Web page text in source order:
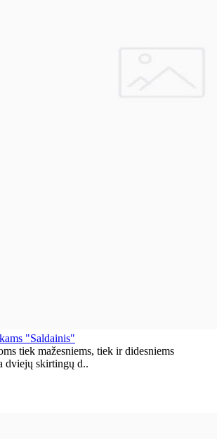
"Saldainis"
tiek mažesniems, tiek ir didesniems
dviejų skirtingų d..